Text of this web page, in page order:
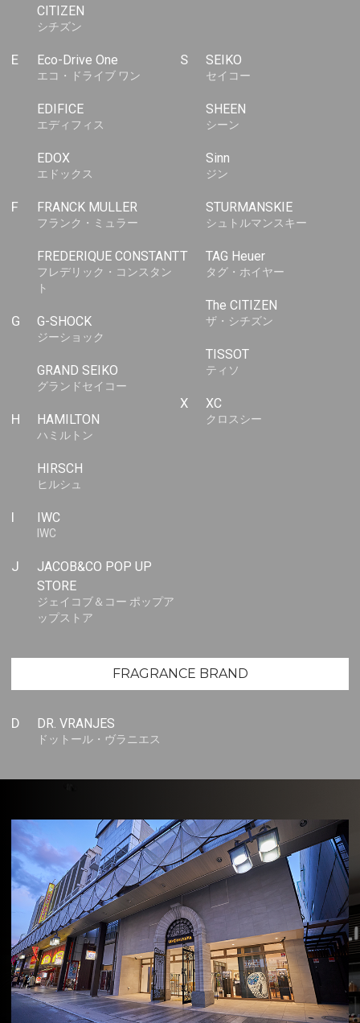
CITIZEN
シチズン
E Eco-Drive One
エコ・ドライブ ワン
EDIFICE
エディフィス
EDOX
エドックス
F FRANCK MULLER
フランク・ミュラー
FREDERIQUE CONSTANT
フレデリック・コンスタン
ト
G G-SHOCK
ジーショック
GRAND SEIKO
グランドセイコー
H HAMILTON
ハミルトン
HIRSCH
ヒルシュ
I IWC
IWC
J
JACOB&CO POP UP
STORE
ジェイコブ＆コー ポップア
ップストア
S SEIKO
セイコー
SHEEN
シーン
Sinn
ジン
STURMANSKIE
シュトルマンスキー
T TAG Heuer
タグ・ホイヤー
The CITIZEN
ザ・シチズン
TISSOT
ティソ
X XC
クロスシー
FRAGRANCE BRAND
D DR. VRANJES
ドットール・ヴラニエス